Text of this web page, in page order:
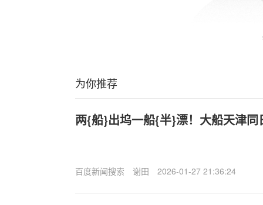
为你推荐
两{船}出坞一船{半}漂！大船天津同
百度新闻搜索 谢田 2026-01-27 21:36:24